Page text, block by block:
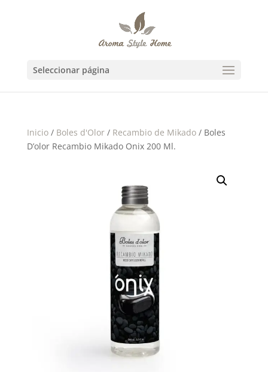
Seleccionar página
Inicio/ Boles d'Olor/ Recambio de Mikado/ Boles
D’olor Recambio Mikado Onix 200 Ml.